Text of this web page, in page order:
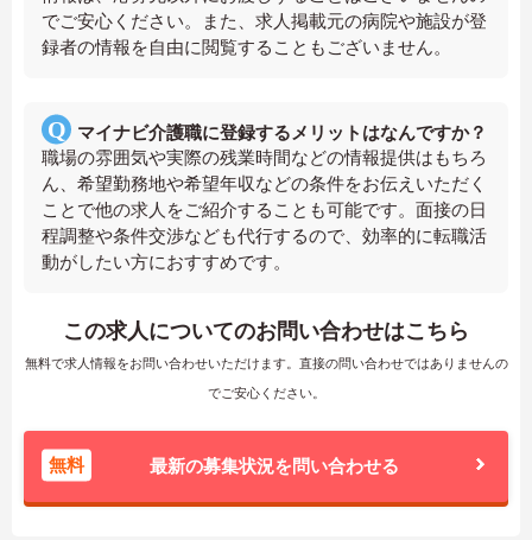
でご安心ください。また、求人掲載元の病院や施設が登
録者の情報を自由に閲覧することもございません。
マイナビ介護職に登録するメリットはなんですか？
職場の雰囲気や実際の残業時間などの情報提供はもちろ
ん、希望勤務地や希望年収などの条件をお伝えいただく
ことで他の求人をご紹介することも可能です。面接の日
程調整や条件交渉なども代行するので、効率的に転職活
動がしたい方におすすめです。
この求人についてのお問い合わせはこちら
無料で求人情報をお問い合わせいただけます。直接の問い合わせではありませんの
でご安心ください。
無料 最新の募集状況を問い合わせる